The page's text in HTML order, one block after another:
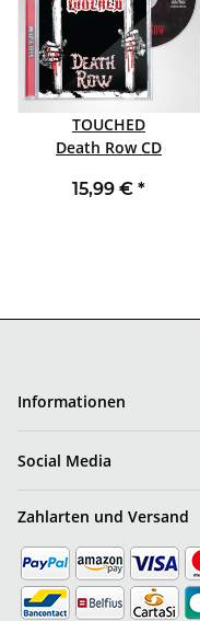
TOUCHED
Death Row CD
15,99 € *
Informationen
Social Media
Zahlarten und Versand